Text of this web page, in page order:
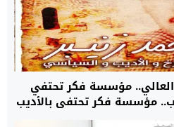
العالي.. مؤسسة فكر تحتفي
زنيبر المغرب.. مؤسسة فكر تحتفي بالأديب